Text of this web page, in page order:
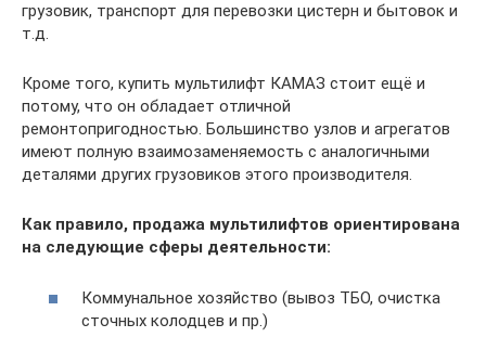
грузовик, транспорт для перевозки цистерн и бытовок и
т.д.
Кроме того, купить мультилифт КАМАЗ стоит ещё и
потому, что он обладает отличной
ремонтопригодностью. Большинство узлов и агрегатов
имеют полную взаимозаменяемость с аналогичными
деталями других грузовиков этого производителя.
Как правило, продажа мультилифтов ориентирована
на следующие сферы деятельности:
Коммунальное хозяйство (вывоз ТБО, очистка
сточных колодцев и пр.)